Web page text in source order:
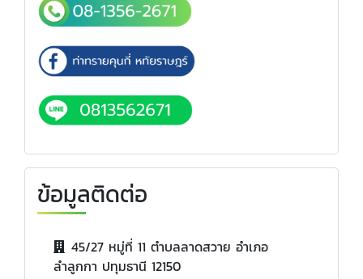
ข้อมูลติดต่อ
45/27 หมู่ที่ 11 ตำบลลาดสวาย อำเภอ
ลำลูกกา ปทุมธานี 12150